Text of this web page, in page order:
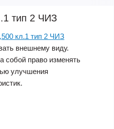
тип 2 ЧИЗ
внешнему виду.
собой право изменять
улучшения